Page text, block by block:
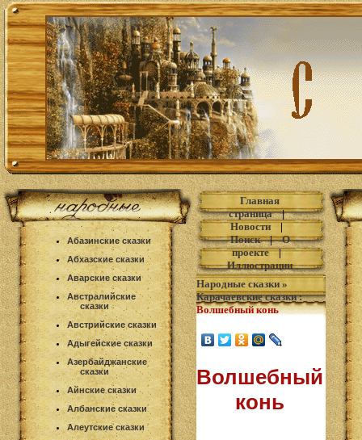
Абазинские сказки
Абхазские сказки
Аварские сказки
Австралийские
сказки
Австрийские сказки
Адыгейские сказки
Азербайджанские
сказки
Айнские сказки
Албанские сказки
Алеутские сказки
Главная
страница|
Новости|
Поиск|О
проекте|
Иллюстрации
Народные сказки »
Карачаевские сказки:
Волшебный конь
Волшебный
конь